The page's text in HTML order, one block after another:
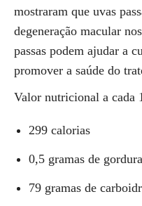
mostraram que uvas
degeneração macular
passas podem ajudar a
promover a saúde do
Valor nutricional a cada
299 calorias
0,5 gramas de gordura
79 gramas de